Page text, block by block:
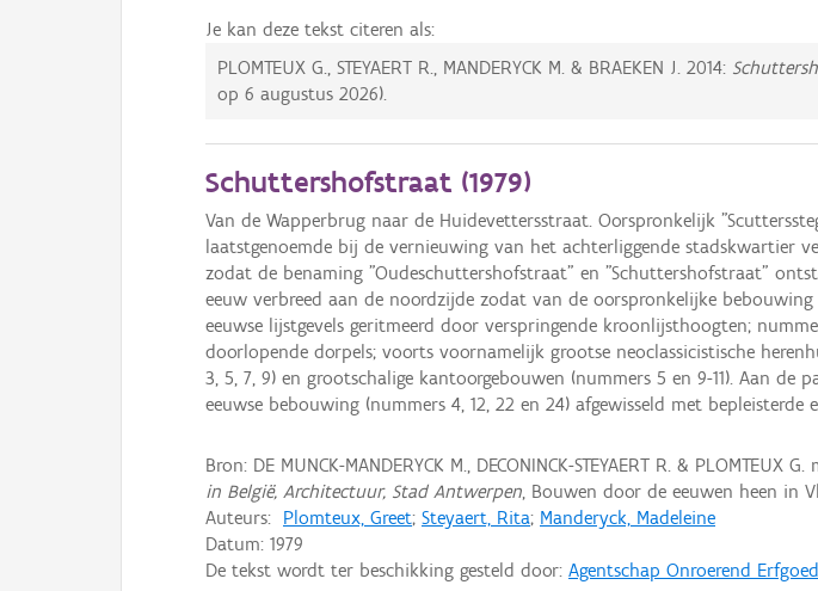
Je kan deze tekst citeren als:
PLOMTEUX G., STEYAERT R., MANDERYCK M. & BRAEKEN J. 2014:
op 6 augustus 2026).
Schuttershofstraat (1979)
Van de Wapperbrug naar de Huidevettersstraat. Oorspronkelijk
laatstgenoemde bij de vernieuwing van het achterliggende stadskwartier
zodat de benaming "Oudeschuttershofstraat" en "Schuttershofstraat"
eeuw verbreed aan de noordzijde zodat van de oorspronkelijke
eeuwse lijstgevels geritmeerd door verspringende kroonlijsthoogten;
doorlopende dorpels; voorts voornamelijk grootse neoclassicistische
3, 5, 7, 9) en grootschalige kantoorgebouwen (nummers 5 en 9-11). Aan de
eeuwse bebouwing (nummers 4, 12, 22 en 24) afgewisseld met
Bron: DE MUNCK-MANDERYCK M., DECONINCK-STEYAERT R. & PLOMTEUX
in België, Architectuur, Stad Antwerpen, Bouwen door de eeuwen heen in
Auteurs: Plomteux, Greet; Steyaert, Rita; Manderyck, Madeleine
Datum: 1979
De tekst wordt ter beschikking gesteld door: Agentschap Onroerend